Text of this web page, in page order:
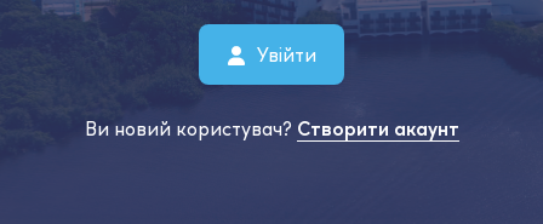
Увійти
Ви новий користувач? Створити акаунт